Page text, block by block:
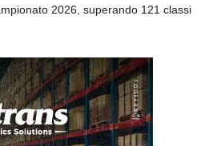
2026, superando 121 classi